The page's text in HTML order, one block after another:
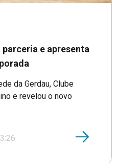
e apresenta
da Gerdau, Clube
e revelou o novo